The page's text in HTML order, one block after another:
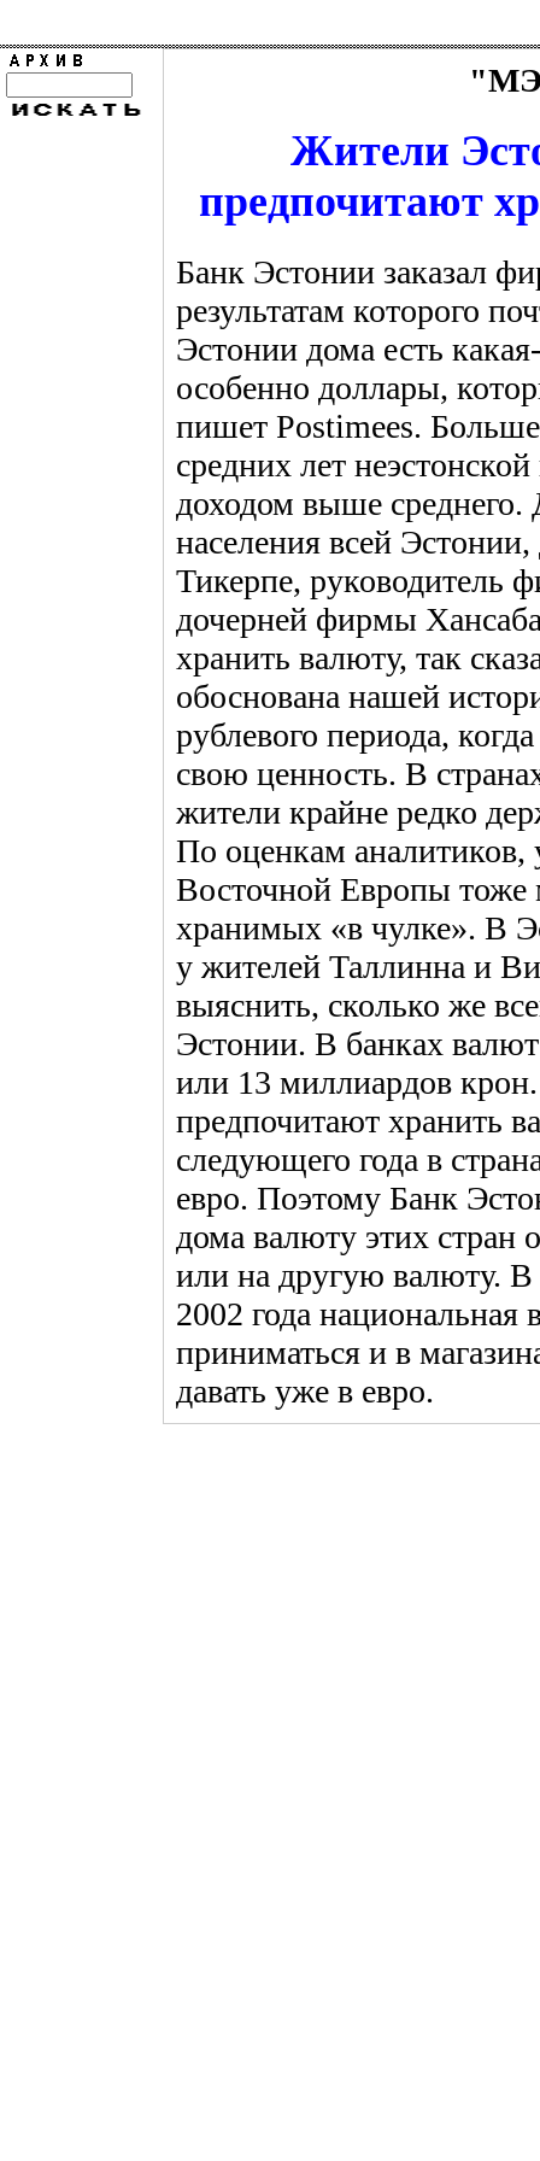
Жители
предпочитают
Банк Эстонии заказал
результатам которого
Эстонии дома есть
особенно доллары,
пишет Postimees.
средних лет
доходом выше
населения всей
Тикерпе, руководитель
дочерней фирмы
хранить валюту, так
обоснована нашей
рублевого периода,
свою ценность. В
жители крайне редко
По оценкам
Восточной Европы
хранимых «в чулке». В
у жителей Таллинна и
выяснить, сколько же
Эстонии. В банках
или 13 миллиардов
предпочитают хранить
следующего года в
евро. Поэтому Банк
дома валюту этих стран
или на другую валюту. В
2002 года
приниматься и в
давать уже в евро.